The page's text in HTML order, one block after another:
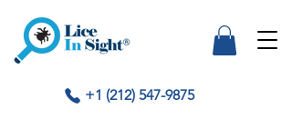
+1 (212) 547-9875